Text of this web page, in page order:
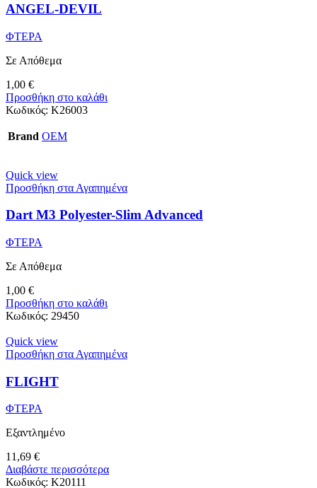
ANGEL-DEVIL
ΦΤΕΡΑ
Σε Απόθεμα
1,00 €
Προσθήκη στο καλάθι
Κωδικός: Κ26003
Brand OEM
Quick view
Προσθήκη στα Αγαπημένα
Dart M3 Polyester-Slim Advanced
ΦΤΕΡΑ
Σε Απόθεμα
1,00 €
Προσθήκη στο καλάθι
Κωδικός: 29450
Quick view
Προσθήκη στα Αγαπημένα
FLIGHT
ΦΤΕΡΑ
Εξαντλημένο
11,69 €
Διαβάστε περισσότερα
Κωδικός: K20111